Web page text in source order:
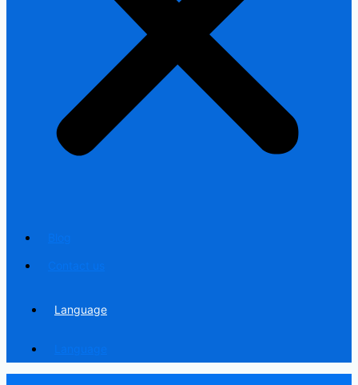
Language